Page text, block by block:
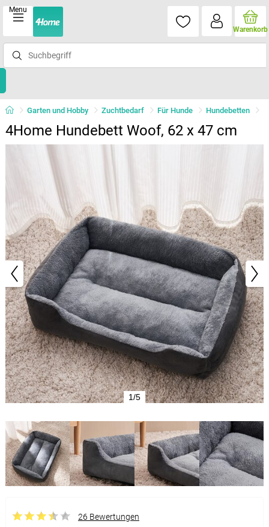
Menu
Warenkorb
Garten und Hobby Zuchtbedarf Für Hunde Hundebetten
4Home Hundebett Woof, 62 x 47 cm
1/5
26 Bewertungen